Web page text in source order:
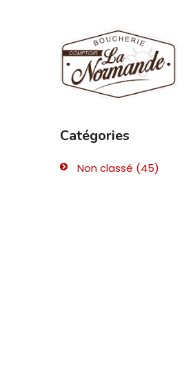
Catégories
Non classé (45)